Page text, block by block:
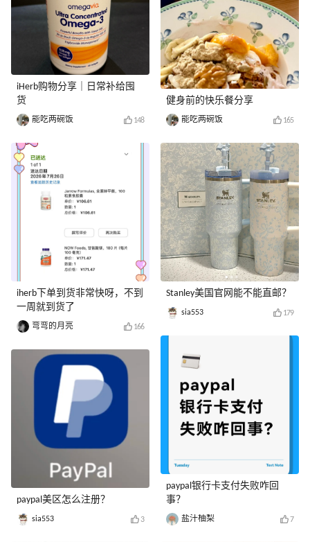
iHerb购物分享｜日常补给囤
货
能吃两碗饭 148
iherb下单到货非常快呀，不到
一周就到货了
弯弯的月亮 166
paypal美区怎么注册？
sia553 3
健身前的快乐餐分享
能吃两碗饭 165
Stanley美国官网能不能直邮？
sia553 179
paypal银行卡支付失败咋回
事？
盐汁柚梨 7